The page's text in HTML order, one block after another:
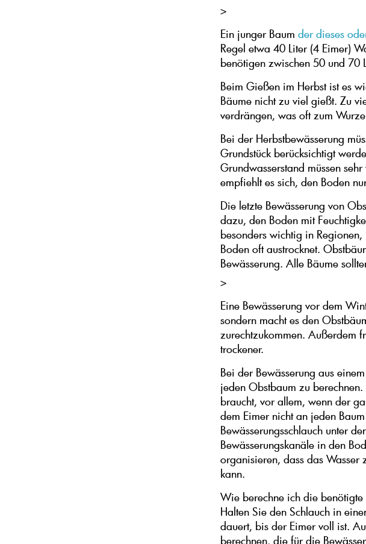
>
Ein junger Baum der dieses
Regel etwa 40 Liter (4 Eimer)
benötigen zwischen 50 und 70
Beim Gießen im Herbst ist es
Bäume nicht zu viel gießt. Zu
verdrängen, was oft zum
Bei der Herbstbewässerung
Grundstück berücksichtigt
Grundwasserstand müssen
empfiehlt es sich, den Boden
Die letzte Bewässerung von
dazu, den Boden mit
besonders wichtig in
Boden oft austrocknet.
Bewässerung. Alle Bäume
>
Eine Bewässerung vor dem
sondern macht es den
zurechtzukommen. Außerdem
trockener.
Bei der Bewässerung aus
jeden Obstbaum zu
braucht, vor allem, wenn der
dem Eimer nicht an jeden
Bewässerungsschlauch unter
Bewässerungskanäle in den
organisieren, dass das
kann.
Wie berechne ich die benötigte
Halten Sie den Schlauch in
dauert, bis der Eimer voll ist.
berechnen, die für die